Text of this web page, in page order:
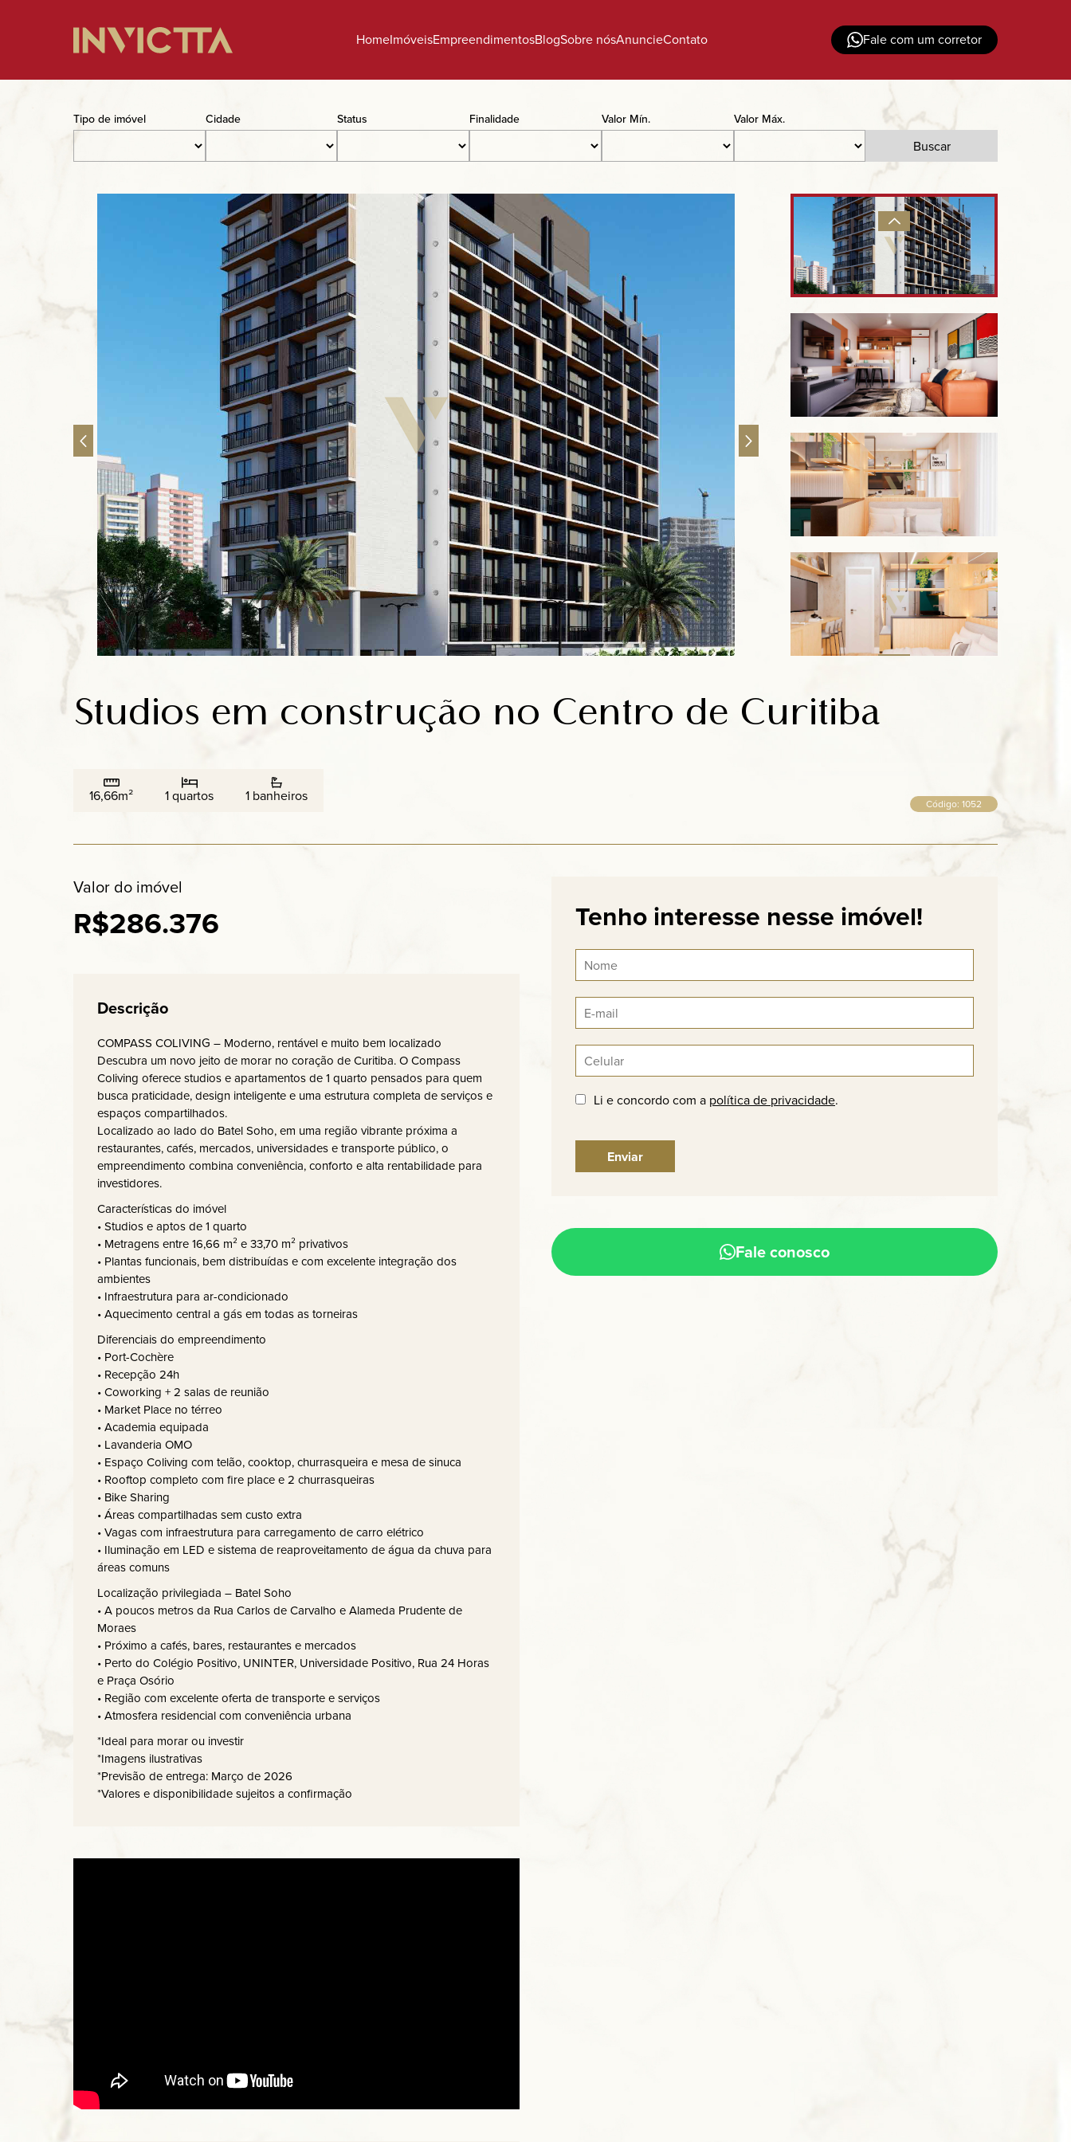
HomeImóveisEmpreendimentosBlogSobre nósAnuncieContato Fale com um corretor
Imóveis à venda
Sobre nós
Contato
Tipo de imóvel Cidade Status Finalidade Valor Mín. Valor Máx.
Buscar
Studios em construção no Centro de Curitiba
16,66m² 1 quartos 1 banheiros Código: 1052
Valor do imóvel
R$286.376
Descrição
COMPASS COLIVING – Moderno, rentável e muito bem localizado
Descubra um novo jeito de morar no coração de Curitiba. O Compass
Coliving oferece studios e apartamentos de 1 quarto pensados para quem
busca praticidade, design inteligente e uma estrutura completa de serviços e
espaços compartilhados.
Localizado ao lado do Batel Soho, em uma região vibrante próxima a
restaurantes, cafés, mercados, universidades e transporte público, o
empreendimento combina conveniência, conforto e alta rentabilidade para
investidores.
Características do imóvel
• Studios e aptos de 1 quarto
• Metragens entre 16,66 m² e 33,70 m² privativos
• Plantas funcionais, bem distribuídas e com excelente integração dos
ambientes
• Infraestrutura para ar-condicionado
• Aquecimento central a gás em todas as torneiras
Diferenciais do empreendimento
• Port-Cochère
• Recepção 24h
• Coworking + 2 salas de reunião
• Market Place no térreo
• Academia equipada
• Lavanderia OMO
• Espaço Coliving com telão, cooktop, churrasqueira e mesa de sinuca
• Rooftop completo com fire place e 2 churrasqueiras
• Bike Sharing
• Áreas compartilhadas sem custo extra
• Vagas com infraestrutura para carregamento de carro elétrico
• Iluminação em LED e sistema de reaproveitamento de água da chuva para
áreas comuns
Localização privilegiada – Batel Soho
• A poucos metros da Rua Carlos de Carvalho e Alameda Prudente de
Moraes
• Próximo a cafés, bares, restaurantes e mercados
• Perto do Colégio Positivo, UNINTER, Universidade Positivo, Rua 24 Horas
e Praça Osório
• Região com excelente oferta de transporte e serviços
• Atmosfera residencial com conveniência urbana
*Ideal para morar ou investir
*Imagens ilustrativas
*Previsão de entrega: Março de 2026
*Valores e disponibilidade sujeitos a confirmação
Tenho interesse nesse imóvel!
Li e concordo com a política de privacidade.
Fale conosco